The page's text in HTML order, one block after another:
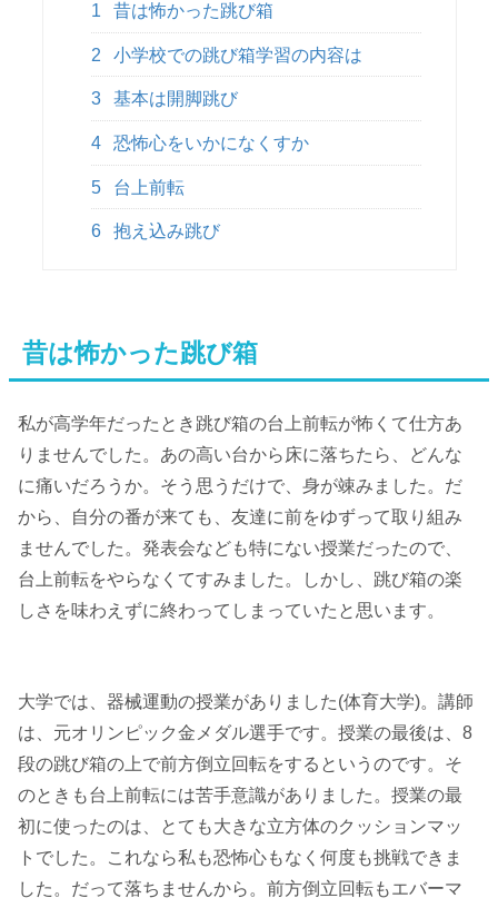
1 昔は怖かった跳び箱
2 小学校での跳び箱学習の内容は
3 基本は開脚跳び
4 恐怖心をいかになくすか
5 台上前転
6 抱え込み跳び
昔は怖かった跳び箱
私が高学年だったとき跳び箱の台上前転が怖くて仕方あ
りませんでした。あの高い台から床に落ちたら、どんな
に痛いだろうか。そう思うだけで、身が竦みました。だ
から、自分の番が来ても、友達に前をゆずって取り組み
ませんでした。発表会なども特にない授業だったので、
台上前転をやらなくてすみました。しかし、跳び箱の楽
しさを味わえずに終わってしまっていたと思います。
大学では、器械運動の授業がありました(体育大学)。講師
は、元オリンピック金メダル選手です。授業の最後は、8
段の跳び箱の上で前方倒立回転をするというのです。そ
のときも台上前転には苦手意識がありました。授業の最
初に使ったのは、とても大きな立方体のクッションマッ
トでした。これなら私も恐怖心もなく何度も挑戦できま
した。だって落ちませんから。前方倒立回転もエバーマ